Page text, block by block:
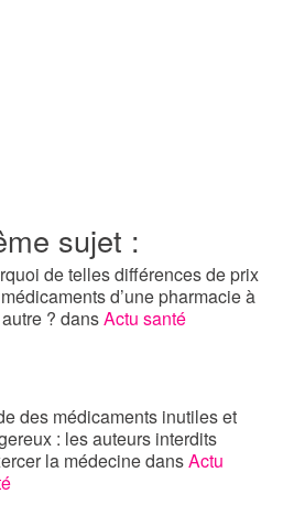
sujet :
de telles différences de prix
d’une pharmacie à
?dansActu santé
des médicaments inutiles et
: les auteurs interdits
la médecinedansActu